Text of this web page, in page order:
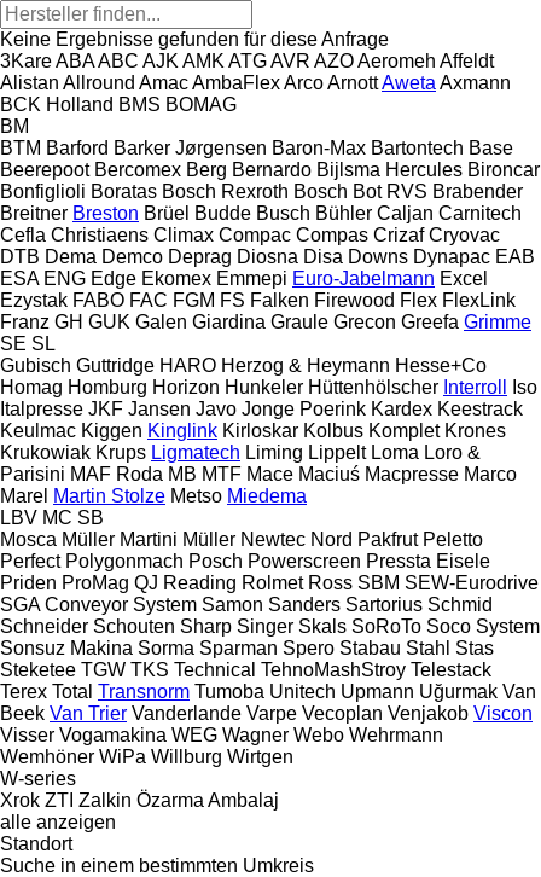
Keine Ergebnisse gefunden für diese Anfrage
3KareABAABC AJK AMK ATGAVR AZOAeromeh Affeldt
Alistan Allround AmacAmbaFlexArcoArnottAweta Axmann
BCK Holland BMS BOMAG
BM
BTM Barford Barker Jørgensen Baron-Max Bartontech Base
Beerepoot Bercomex Berg Bernardo Bijlsma Hercules Bironcar
Bonfiglioli Boratas Bosch Rexroth Bosch Bot RVS Brabender
Breitner Breston Brüel Budde Busch Bühler Caljan Carnitech
Cefla Christiaens Climax Compac Compas Crizaf Cryovac
DTB Dema Demco Deprag Diosna Disa Downs Dynapac EAB
ESA ENG Edge Ekomex Emmepi Euro-Jabelmann Excel
Ezystak FABO FAC FGM FS Falken Firewood Flex FlexLink
Franz GH GUK Galen Giardina Graule Grecon Greefa Grimme
SE SL
Gubisch Guttridge HARO Herzog & Heymann Hesse+Co
Homag Homburg Horizon Hunkeler Hüttenhölscher Interroll
Iso
Italpresse JKF Jansen Javo Jonge Poerink Kardex Keestrack
Keulmac Kiggen Kinglink Kirloskar Kolbus Komplet Krones
Krukowiak Krups Ligmatech Liming Lippelt Loma Loro &
Parisini MAF Roda MB MTF Mace Maciuś Macpresse Marco
Marel Martin Stolze Metso Miedema
LBV MC SB
Mosca Müller Martini Müller Newtec Nord Pakfrut Peletto
Perfect Polygonmach Posch Powerscreen Pressta Eisele
Priden ProMag QJ Reading Rolmet Ross SBM SEW-Eurodrive
SGA Conveyor System Samon Sanders Sartorius Schmid
Schneider Schouten Sharp Singer Skals SoRoTo Soco System
Sonsuz Makina Sorma Sparman Spero Stabau Stahl Stas
Steketee TGW TKS Technical TehnoMashStroy Telestack
Terex Total Transnorm Tumoba Unitech Upmann Uğurmak Van
Beek Van Trier Vanderlande Varpe Vecoplan Venjakob Viscon
Visser Vogamakina WEG Wagner Webo Wehrmann
Wemhöner WiPa Willburg Wirtgen
W-series
Xrok ZTI Zalkin Özarma Ambalaj
alle anzeigen
Standort
Suche in einem bestimmten Umkreis